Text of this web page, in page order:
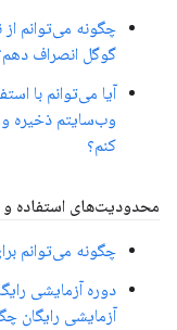
چگونه می‌توانم
گوگل انصراف
وب‌سایتم ذخیره
کنم؟
محدودیت‌های استفاده
چگونه می‌توانم
دوره آزمایشی
آزمایشی رایگان